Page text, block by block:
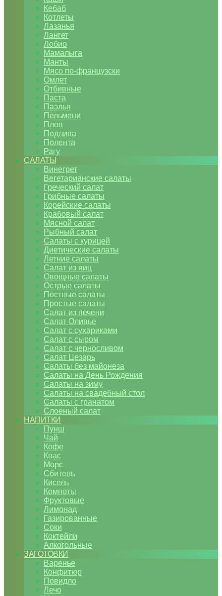
Кебаб
Котлеты
Лазанья
Лангет
Лобио
Мамалыга
Манты
Мясо по-французски
Омлет
Отбивные
Паста
Паэлья
Пельмени
Плов
Подлива
Полента
Рагу
САЛАТЫ
Винегрет
Вегетарианские салаты
Греческий салат
Грибные салаты
Корейские салаты
Крабовый салат
Мясной салат
Рыбный салат
Салаты с курицей
Диетические салаты
Летние салаты
Салат из яиц
Овощные салаты
Острые салаты
Постные салаты
Простые салаты
Салат из печени
Салат Оливье
Салат с сухариками
Салат с сыром
Салат с черносливом
Салат Цезарь
Салаты без майонеза
Салаты на День Рождения
Салаты на зиму
Салаты на свадебный стол
Салаты с гранатом
Слоеный салат
НАПИТКИ
Пунш
Чай
Кофе
Квас
Морс
Сбитень
Кисель
Компоты
Фруктовые
Лимонад
Газированные
Соки
Коктейли
Алкогольные
ЗАГОТОВКИ
Варенье
Конфитюр
Повидло
Лечо